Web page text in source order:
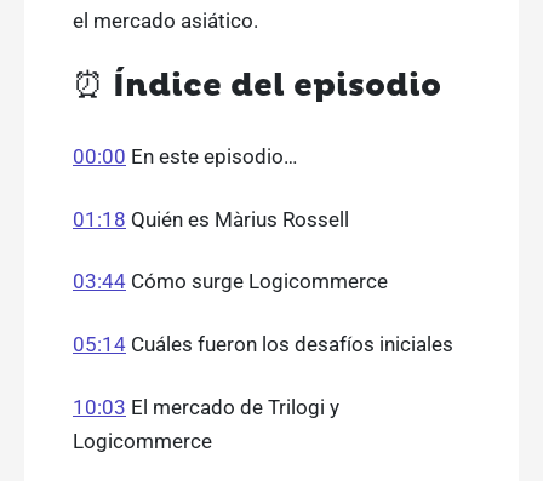
el mercado asiático.
⏰ Índice del episodio
00:00 En este episodio…
01:18 Quién es Màrius Rossell
03:44 Cómo surge Logicommerce
05:14 Cuáles fueron los desafíos iniciales
10:03 El mercado de Trilogi y
Logicommerce